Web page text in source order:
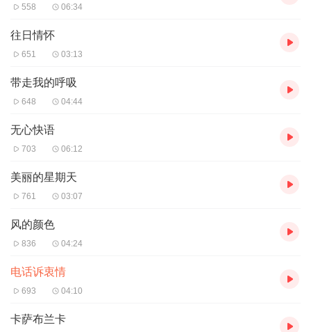
558 06:34
往日情怀
651 03:13
带走我的呼吸
648 04:44
无心快语
703 06:12
美丽的星期天
761 03:07
风的颜色
836 04:24
电话诉衷情
693 04:10
卡萨布兰卡